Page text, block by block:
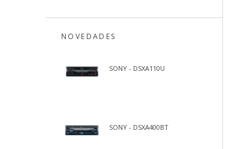
NOVEDADES
SONY - DSXA110U
SONY - DSXA400BT